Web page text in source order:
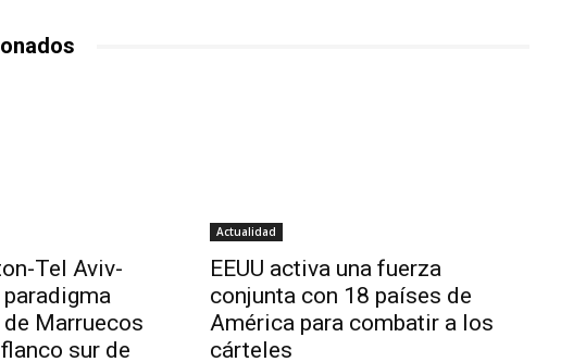
Tel Aviv-
paradigma
Marruecos
sur de
Actualidad
EEUU activa una fuerza
conjunta con 18 países de
América para combatir a los
cárteles